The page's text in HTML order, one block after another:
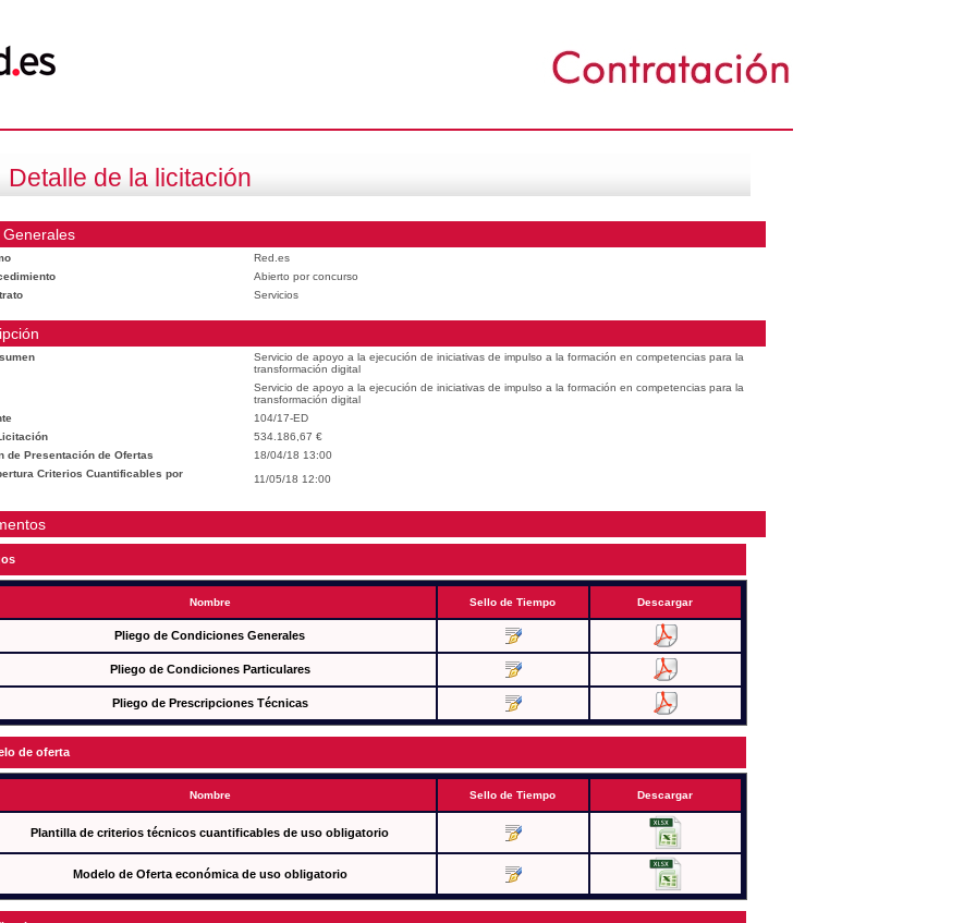
Detalle de la licitación
Generales
Red.es
Abierto por concurso
Servicios
Servicio de apoyo a la ejecución de iniciativas de impulso a la formación en competencias para la
transformación digital
Servicio de apoyo a la ejecución de iniciativas de impulso a la formación en competencias para la
transformación digital
104/17-ED
534.186,67 €
de Presentación de Ofertas
18/04/18 13:00
Criterios Cuantificables por
11/05/18 12:00
Nombre Sello de Tiempo Descargar
Pliego de Condiciones Generales
Pliego de Condiciones Particulares
Pliego de Prescripciones Técnicas
de oferta
Nombre Sello de Tiempo Descargar
Plantilla de criterios técnicos cuantificables de uso obligatorio
Modelo de Oferta económica de uso obligatorio